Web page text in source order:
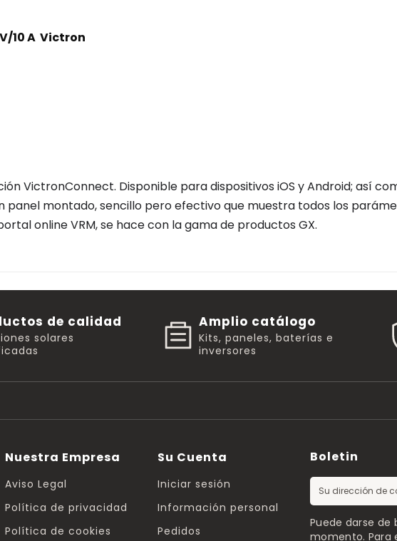
10 A Victron
VictronConnect. Disponible paradispositivos iOS y Android; así
panel montado, sencillo pero efectivo que muestra todos los
online VRM, se hace con la gama de productos GX.
de calidad
solares
Amplio catálogo
Kits, paneles, baterías e
inversores
Nuestra Empresa
Aviso Legal
Política de privacidad
Política de cookies
Su Cuenta
Iniciar sesión
Información personal
Pedidos
Boletin
Puede darse de
momento. Para